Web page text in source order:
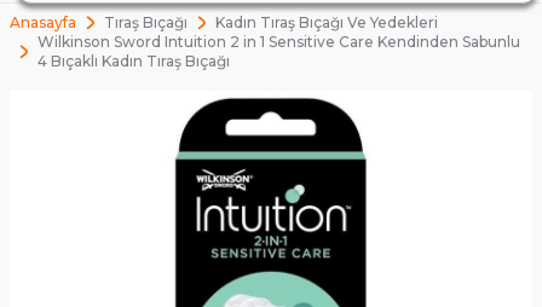
Anasayfa Tıraş Bıçağı
Kadın Tıraş Bıçağı Ve Yedekleri
Wilkinson Sword Intuition 2 in 1 Sensitive Care Kendinden Sabunlu
4 Bıçaklı Kadın Tıraş Bıçağı